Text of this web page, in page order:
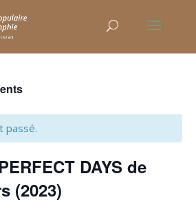
passé.
DAYS de
(2023)